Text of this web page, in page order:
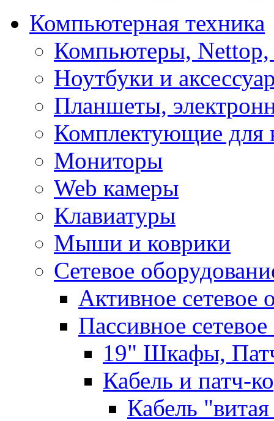
Компьютерная техника
Компьютеры,
Ноутбуки и
Планшеты,
Комплектующие для
Мониторы
Web камеры
Клавиатуры
Мыши и коврики
Сетевое
Активное сетевое
Пассивное
19" Шкафы,
Кабель и патч-
Кабель